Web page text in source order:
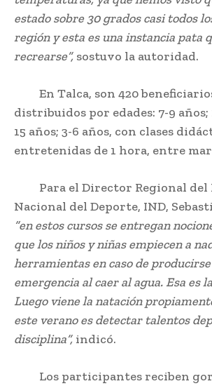
estado sobre 30 grados casi todos
región y esta es una instancia pata
recrearse”, sostuvo la autoridad.
En Talca, son 420
distribuidos por edades: 7-9 años;
15 años; 3-6 años, con clases
entretenidas de 1 hora, entre
Para el Director Regional del
Nacional del Deporte, IND,
“en estos cursos se entregan
que los niños y niñas empiecen a
herramientas en caso de
emergencia al caer al agua. Esa es
Luego viene la natación
este verano es detectar talentos
disciplina”, indicó.
Los participantes reciben